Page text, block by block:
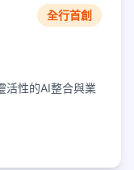
全行首創
活性的AI整合與業